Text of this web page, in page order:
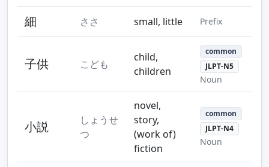
細 ささ small, little Prefix
子供 こども
child,
children
common
JLPT-N5
Noun
小説
しょうせ
つ
novel,
story,
(work of)
fiction
common
JLPT-N4
Noun